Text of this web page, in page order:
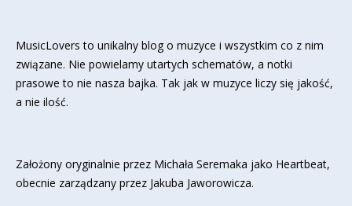
MusicLovers to unikalny blog o muzyce i wszystkim co z nim
związane. Nie powielamy utartych schematów, a notki
prasowe to nie nasza bajka. Tak jak w muzyce liczy się jakość,
a nie ilość.
Założony oryginalnie przez Michała Seremaka jako Heartbeat,
obecnie zarządzany przez Jakuba Jaworowicza.